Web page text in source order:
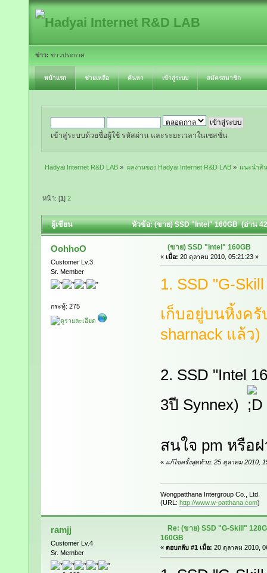
ข่าว: ข่าวประกาศ
หน้าแรก ช่วยเหลือ ค้นหา เข้าสู่ระบบ สมัครสมาชิก
เข้าสู่ระบบด้วยชื่อผู้ใช้ รหัสผ่าน และระยะเวลาในเซสชั่น
Hadyai Internet R&D LAB » ผลงานของ Hadyai Internet R&D LAB» แนะนำสิ
หน้า: [1]2
ผู้เขียน หัวข้อ: (ขาย) SSD "Intel" 160GB (อ่าน
OohhoO
Customer Lv.3
Sr. Member
กระทู้: 275
(ขาย) SSD "Intel" 160GB
« เมื่อ: 20 ตุลาคม 2010, 05:21:23 »
1. SSD "G-
เก็บอยู่บนหิ้งค
sharnack แล้ว)
2. SSD "Intel
3ปี Synnex)
สนใจ pm หรือ
« แก้ไขครั้งสุดท้าย: 25 ตุลาคม 2010,
Wongpatthana Intergroup Co., Ltd.
(URL: http://www.w-patthana.com)
ramjj
Customer Lv.4
Sr. Member
Re: (ขาย) SSD "G-Skill"
160GB
« ตอบกลับ #1 เมื่อ: 20 ตุลาคม 2010,